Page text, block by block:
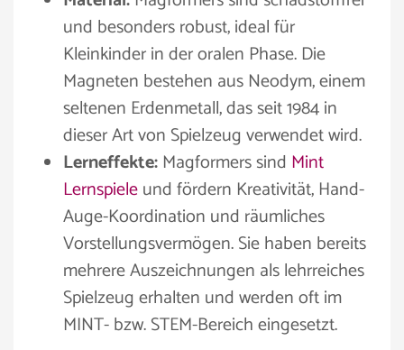
und besonders robust, ideal für
Kleinkinder in der oralen Phase. Die
Magneten bestehen aus Neodym, einem
seltenen Erdenmetall, das seit 1984 in
dieser Art von Spielzeug verwendet wird.
Lerneffekte: Magformers sind Mint
Lernspieleund fördern Kreativität, Hand-
Auge-Koordination und räumliches
Vorstellungsvermögen. Sie haben bereits
mehrere Auszeichnungen als lehrreiches
Spielzeug erhalten und werden oft im
MINT- bzw. STEM-Bereich eingesetzt.